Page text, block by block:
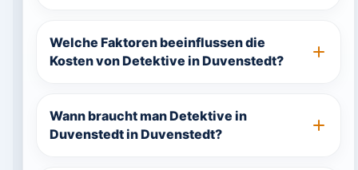
Welche Faktoren beeinflussen die
Kosten von Detektive in Duvenstedt?
Wann braucht man Detektive in
Duvenstedt in Duvenstedt?